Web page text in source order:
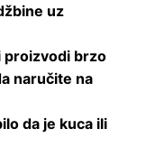
uz
proizvodi brzo
naručite na
da je kuca ili